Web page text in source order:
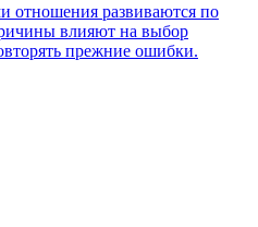
отношения развиваются по
влияют на выбор
прежние ошибки.